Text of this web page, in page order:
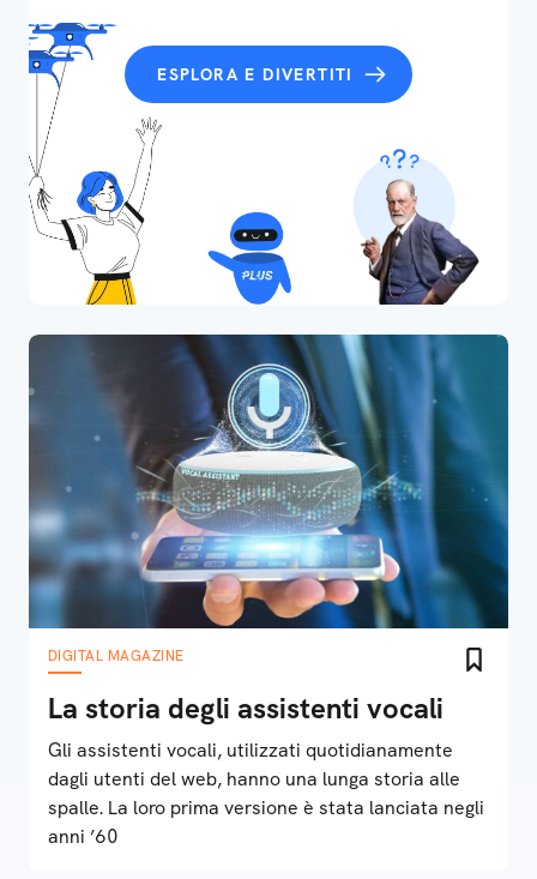
ESPLORA E DIVERTITI
DIGITAL MAGAZINE
La storia degli assistenti vocali
Gli assistenti vocali, utilizzati quotidianamente
dagli utenti del web, hanno una lunga storia alle
spalle. La loro prima versione è stata lanciata negli
anni ’60